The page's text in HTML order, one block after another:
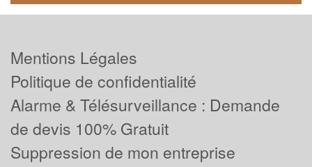
Mentions Légales
Politique de confidentialité
Alarme & Télésurveillance : Demande
de devis 100% Gratuit
Suppression de mon entreprise